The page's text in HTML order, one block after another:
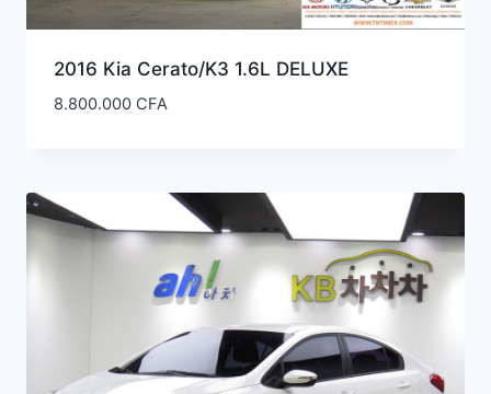
2016 Kia Cerato/K3 1.6L DELUXE
8.800.000 CFA